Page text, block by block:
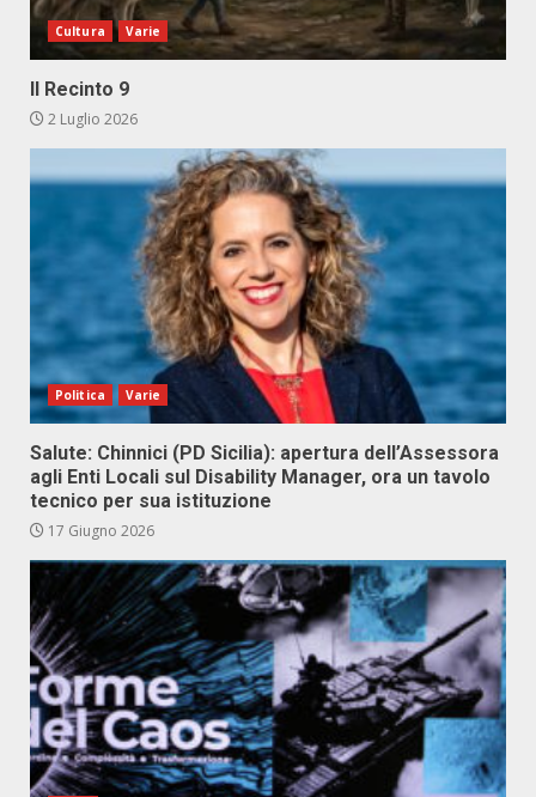
Cultura Varie
Il Recinto 9
2 Luglio 2026
Politica Varie
Salute: Chinnici (PD Sicilia): apertura dell’Assessora
agli Enti Locali sul Disability Manager, ora un tavolo
tecnico per sua istituzione
17 Giugno 2026